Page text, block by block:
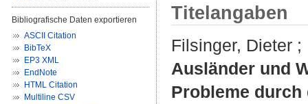
Bibliografische Daten exportieren
ASCII Citation
BibTeX
EP3 XML
EndNote
HTML Citation
Multiline CSV
Titelangaben
Filsinger, Dieter ;
Ausländer und
Probleme